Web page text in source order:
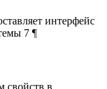
интерфейс
7 ¶
свойств в